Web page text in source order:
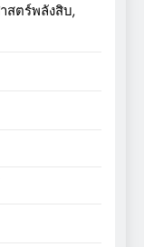
สตร์พลังสิบ,